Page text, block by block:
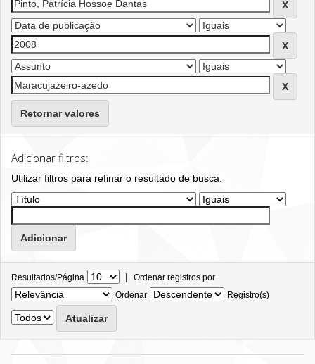
Retornar valores
Adicionar filtros:
Utilizar filtros para refinar o resultado de busca.
Resultados/Página | Ordenar registros por
Ordenar
Registro(s)